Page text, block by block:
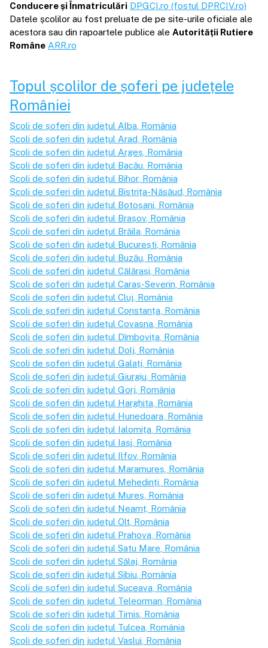
Conducere și Înmatriculări DPGCI.ro (fostul DPRCIV.ro)
Datele școlilor au fost preluate de pe site-urile oficiale ale
acestora sau din rapoartele publice ale Autorității Rutiere
Române ARR.ro
Topul școlilor de șoferi pe județele
României
Școli de șoferi din județul Alba , România
Școli de șoferi din județul Arad , România
Școli de șoferi din județul Argeș , România
Școli de șoferi din județul Bacău , România
Școli de șoferi din județul Bihor, România
Școli de șoferi din județul Bistrița-Năsăud , România
Școli de șoferi din județul Botoșani , România
Școli de șoferi din județul Brașov , România
Școli de șoferi din județul Brăila , România
Școli de șoferi din județul București , România
Școli de șoferi din județul Buzău , România
Școli de șoferi din județul Călărași , România
Școli de șoferi din județul Caraș-Severin , România
Școli de șoferi din județul Cluj , România
Școli de șoferi din județul Constanța , România
Școli de șoferi din județul Covasna , România
Școli de șoferi din județul Dîmbovița , România
Școli de șoferi din județul Dolj , România
Școli de șoferi din județul Galați , România
Școli de șoferi din județul Giurgiu , România
Școli de șoferi din județul Gorj , România
Școli de șoferi din județul Harghita , România
Școli de șoferi din județul Hunedoara , România
Școli de șoferi din județul Ialomița , România
Școli de șoferi din județul Iași , România
Școli de șoferi din județul Ilfov , România
Școli de șoferi din județul Maramureș , România
Școli de șoferi din județul Mehedinți , România
Școli de șoferi din județul Mureș , România
Școli de șoferi din județul Neamț , România
Școli de șoferi din județul Olt , România
Școli de șoferi din județul Prahova , România
Școli de șoferi din județul Satu Mare , România
Școli de șoferi din județul Sălaj , România
Școli de șoferi din județul Sibiu , România
Școli de șoferi din județul Suceava , România
Școli de șoferi din județul Teleorman , România
Școli de șoferi din județul Timiș , România
Școli de șoferi din județul Tulcea , România
Școli de șoferi din județul Vaslui , România